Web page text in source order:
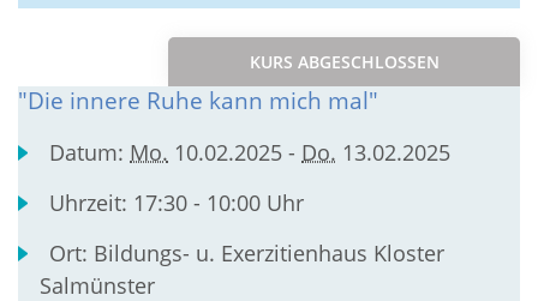
KURS ABGESCHLOSSEN
"Die innere Ruhe kann mich mal"
Datum: Mo. 10.02.2025 - Do. 13.02.2025
Uhrzeit: 17:30 - 10:00 Uhr
Ort: Bildungs- u. Exerzitienhaus Kloster
Salmünster